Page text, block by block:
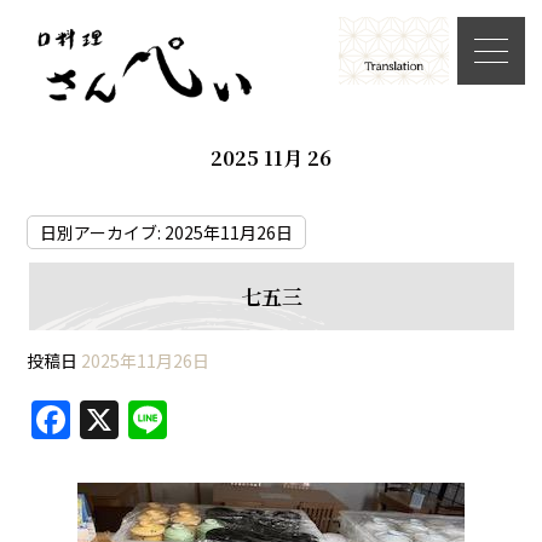
2025 11月 26
日別アーカイブ: 2025年11月26日
七五三
投稿日 2025年11月26日
F
c
X
e